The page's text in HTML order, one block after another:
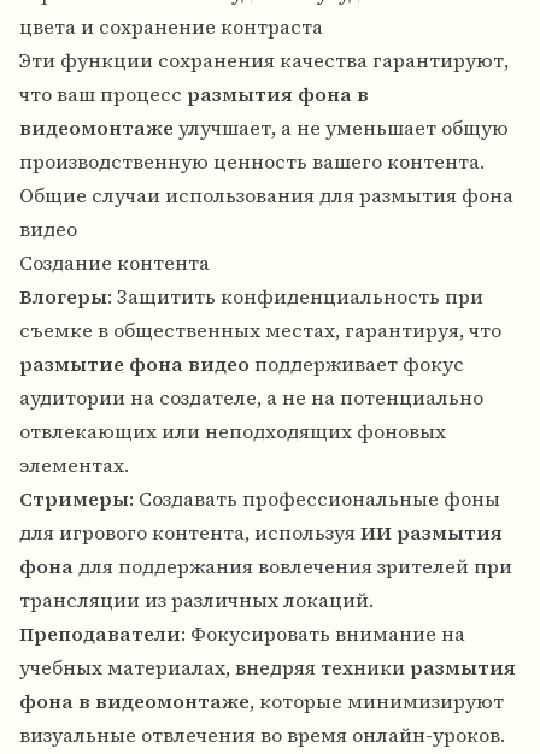
цвета и сохранение контраста
Эти функции сохранения качества гарантируют,
что ваш процесс размытия фона в
видеомонтаже улучшает, а не уменьшает общую
производственную ценность вашего контента.
Общие случаи использования для размытия фона
видео
Создание контента
Влогеры: Защитить конфиденциальность при
съемке в общественных местах, гарантируя, что
размытие фона видео поддерживает фокус
аудитории на создателе, а не на потенциально
отвлекающих или неподходящих фоновых
элементах.
Стримеры: Создавать профессиональные фоны
для игрового контента, используяИИ размытия
фонадля поддержания вовлечения зрителей при
трансляции из различных локаций.
Преподаватели: Фокусировать внимание на
учебных материалах, внедряя техники размытия
фона в видеомонтаже, которые минимизируют
визуальные отвлечения во время онлайн-уроков.